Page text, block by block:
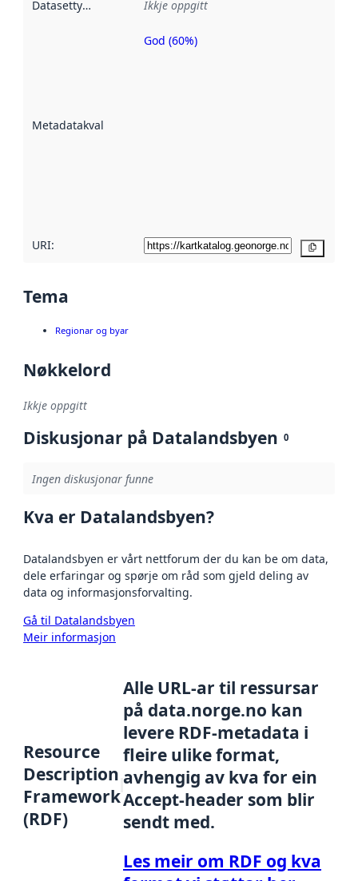
Datasettype Ikkje oppgitt
Metadatakvalitet
Metadatakvalitet
God (60%)
URI:
Tema
Regionar og byar
Nøkkelord
Ikkje oppgitt
Diskusjonar på Datalandsbyen 0
Ingen diskusjonar funne
Kva er Datalandsbyen?
Datalandsbyen er vårt nettforum der du kan be om data,
dele erfaringar og spørje om råd som gjeld deling av
data og informasjonsforvalting.
Gå til Datalandsbyen
Meir informasjon
Resource
Description
Framework
(RDF)
Alle URL-ar til ressursar
på data.norge.no kan
levere RDF-metadata i
fleire ulike format,
avhengig av kva for ein
Accept-header som blir
sendt med.
Les meir om RDF og kva